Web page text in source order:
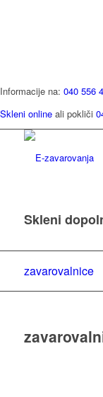
Informacije na: 040 556
Skleni online ali pokliči
Skleni
zavarovalnice